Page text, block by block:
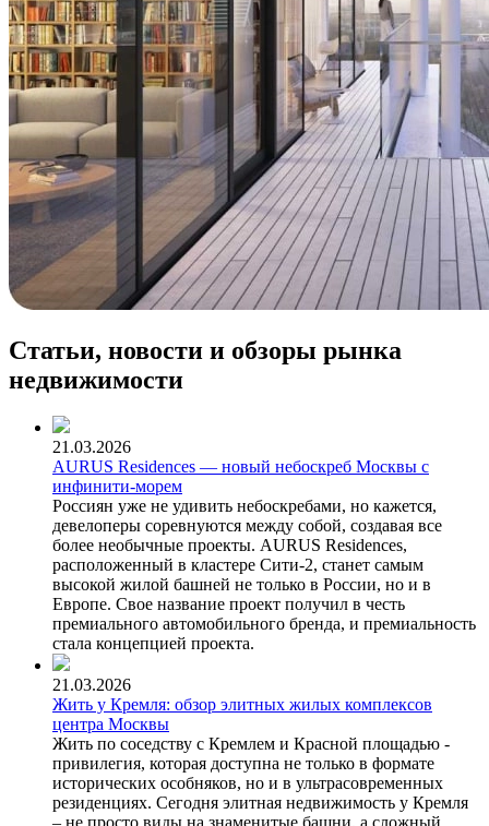
Статьи, новости и обзоры рынка
недвижимости
21.03.2026
AURUS Residences — новый небоскреб Москвы с
инфинити-морем
Россиян уже не удивить небоскребами, но кажется,
девелоперы соревнуются между собой, создавая все
более необычные проекты. AURUS Residences,
расположенный в кластере Сити-2, станет самым
высокой жилой башней не только в России, но и в
Европе. Свое название проект получил в честь
премиального автомобильного бренда, и премиальность
стала концепцией проекта.
21.03.2026
Жить у Кремля: обзор элитных жилых комплексов
центра Москвы
Жить по соседству с Кремлем и Красной площадью -
привилегия, которая доступна не только в формате
исторических особняков, но и в ультрасовременных
резиденциях. Сегодня элитная недвижимость у Кремля